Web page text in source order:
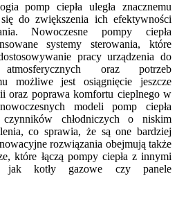
pomp ciepła uległa znacznemu
do zwiększenia ich efektywności
Nowoczesne pompy ciepła
systemy sterowania, które
pracy urządzenia do
oraz potrzeb
możliwe jest osiągnięcie jeszcze
oraz poprawa komfortu cieplnego w
modeli pomp ciepła
chłodniczych o niskim
co sprawia, że są one bardziej
rozwiązania obejmują także
które łączą pompy ciepła z innymi
jak kotły gazowe czy panele